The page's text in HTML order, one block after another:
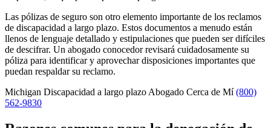
Las pólizas de seguro son otro elemento importante de los reclamos
de discapacidad a largo plazo. Estos documentos a menudo están
llenos de lenguaje detallado y estipulaciones que pueden ser difíciles
de descifrar. Un abogado conocedor revisará cuidadosamente su
póliza para identificar y aprovechar disposiciones importantes que
puedan respaldar su reclamo.
Michigan Discapacidad a largo plazo Abogado Cerca de Mí(800)
562-9830